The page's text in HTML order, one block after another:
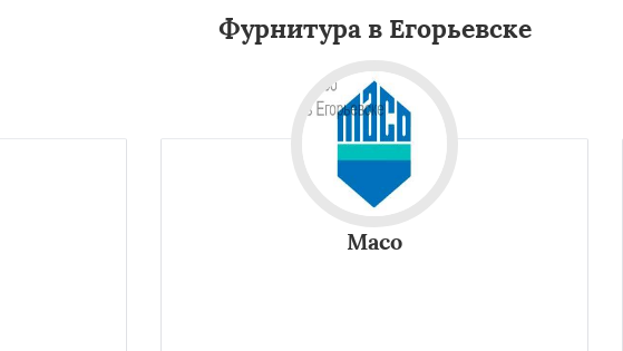
Фурнитура в Егорьевске
Maco